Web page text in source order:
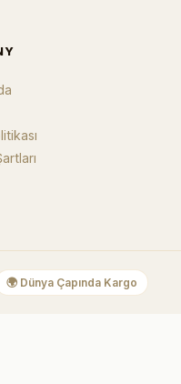
🌍 Dünya Çapında Kargo